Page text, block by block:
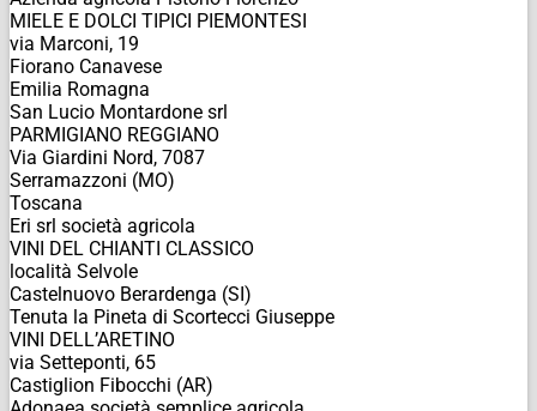
MIELE E DOLCI TIPICI PIEMONTESI
via Marconi, 19
Fiorano Canavese
Emilia Romagna
San Lucio Montardone srl
PARMIGIANO REGGIANO
Via Giardini Nord, 7087
Serramazzoni (MO)
Toscana
Eri srl società agricola
VINI DEL CHIANTI CLASSICO
località Selvole
Castelnuovo Berardenga (SI)
Tenuta la Pineta di Scortecci Giuseppe
VINI DELL’ARETINO
via Setteponti, 65
Castiglion Fibocchi (AR)